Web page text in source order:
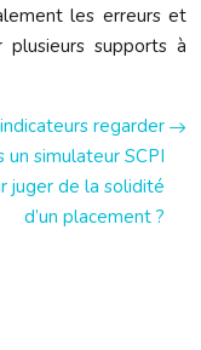
les erreurs et
supports à
regarder
un simulateur SCPI
juger de la solidité
d’un placement ?